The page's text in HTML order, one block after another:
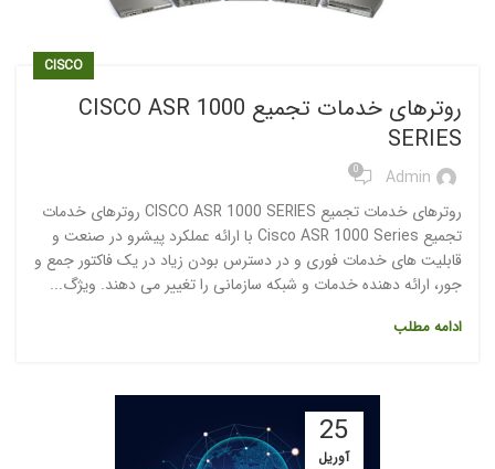
CISCO
روترهای خدمات تجمیع CISCO ASR 1000
SERIES
Admin
0
روترهای خدمات تجمیع CISCO ASR 1000 SERIES روترهای خدمات
تجمیع Cisco ASR 1000 Series با ارائه عملکرد پیشرو در صنعت و
قابلیت های خدمات فوری و در دسترس بودن زیاد در یک فاکتور جمع و
جور، ارائه دهنده خدمات و شبکه سازمانی را تغییر می دهند. ویژگ...
ادامه مطلب
25
آوریل